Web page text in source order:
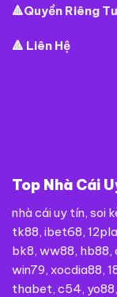
🔺Quyền Riêng Tư
🔺 Liên Hệ
Top Nhà Cái
nhà cái uy tín, soi
tk88, ibet68,
bk8, ww88, hb88,
win79, xocdia88,
thabet, c54, yo88,